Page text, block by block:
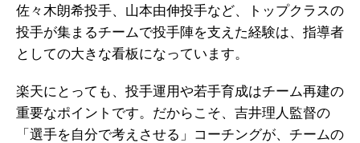
佐々木朗希投手、山本由伸投手など、トップクラスの
投手が集まるチームで投手陣を支えた経験は、指導者
としての大きな看板になっています。
楽天にとっても、投手運用や若手育成はチーム再建の
重要なポイントです。だからこそ、吉井理人監督の
「選手を自分で考えさせる」コーチングが、チームの